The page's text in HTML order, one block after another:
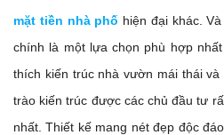
mặt tiền nhà phố hiện đại khác.
chính là một lựa chọn phù hợp
thích kiến trúc nhà vườn mái thái
trào kiến trúc được các chủ đầu tư
nhất. Thiết kế mang nét đẹp độc